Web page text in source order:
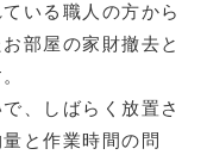
いる職人の方から
部屋の家財撤去と
、しばらく放置さ
と作業時間の問